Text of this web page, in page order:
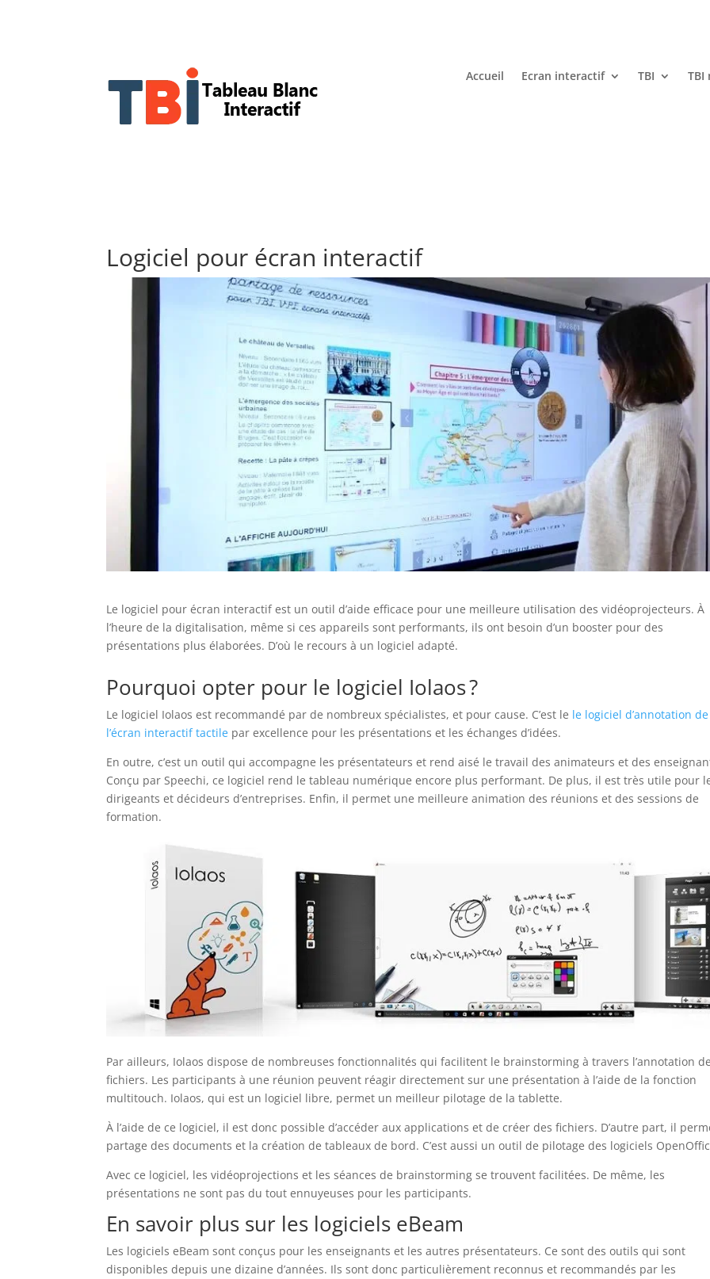
Accueil Ecran interactif TBI TBI
Logiciel pour écran interactif
Le logiciel pour écran interactif est un outil d’aide efficace pour une meilleure utilisation des vidéoprojecteurs. À
l’heure de la digitalisation, même si ces appareils sont performants, ils ont besoin d’un booster pour des
présentations plus élaborées. D’où le recours à un logiciel adapté.
Pourquoi opter pour le logiciel Iolaos ?
Le logiciel Iolaos est recommandé par de nombreux spécialistes, et pour cause. C’est le le logiciel d’annotation de
l’écran interactif tactile par excellence pour les présentations et les échanges d’idées.
En outre, c’est un outil qui accompagne les présentateurs et rend aisé le travail des animateurs et des
Conçu par Speechi, ce logiciel rend le tableau numérique encore plus performant. De plus, il est très utile pour
dirigeants et décideurs d’entreprises. Enfin, il permet une meilleure animation des réunions et des sessions de
formation.
Par ailleurs, Iolaos dispose de nombreuses fonctionnalités qui facilitent le brainstorming à travers l’annotation de
fichiers. Les participants à une réunion peuvent réagir directement sur une présentation à l’aide de la fonction
multitouch. Iolaos, qui est un logiciel libre, permet un meilleur pilotage de la tablette.
À l’aide de ce logiciel, il est donc possible d’accéder aux applications et de créer des fichiers. D’autre part, il
partage des documents et la création de tableaux de bord. C’est aussi un outil de pilotage des logiciels
Avec ce logiciel, les vidéoprojections et les séances de brainstorming se trouvent facilitées. De même, les
présentations ne sont pas du tout ennuyeuses pour les participants.
En savoir plus sur les logiciels eBeam
Les logiciels eBeam sont conçus pour les enseignants et les autres présentateurs. Ce sont des outils qui sont
disponibles depuis une dizaine d’années. Ils sont donc particulièrement reconnus et recommandés par les